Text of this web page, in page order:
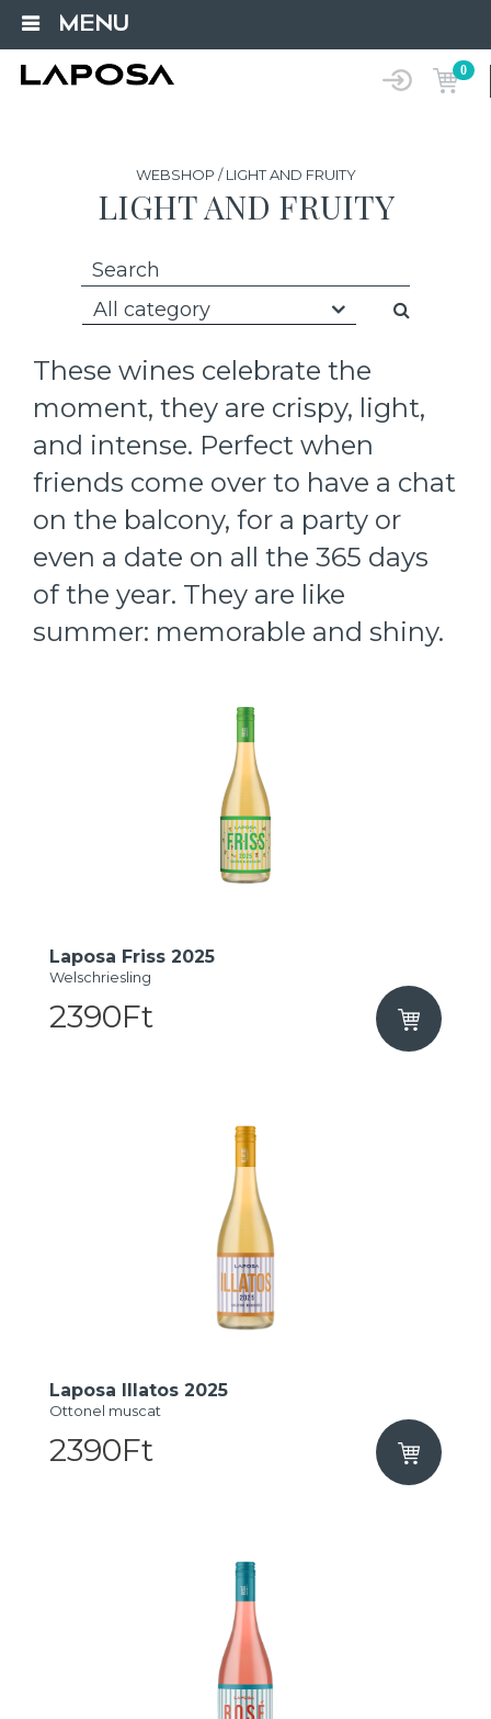
MENU
0
WEBSHOP / LIGHT AND FRUITY
LIGHT AND FRUITY
All category
These wines celebrate the
moment, they are crispy, light,
and intense. Perfect when
friends come over to have a chat
on the balcony, for a party or
even a date on all the 365 days
of the year. They are like
summer: memorable and shiny.
Laposa Friss 2025
Welschriesling
2390Ft
Laposa Illatos 2025
Ottonel muscat
2390Ft